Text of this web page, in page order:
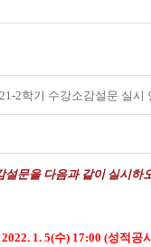
2학기 수강소감설문 실시
설문을 다음과 같이 실시하
1. 5(수) 17:00 (성적공